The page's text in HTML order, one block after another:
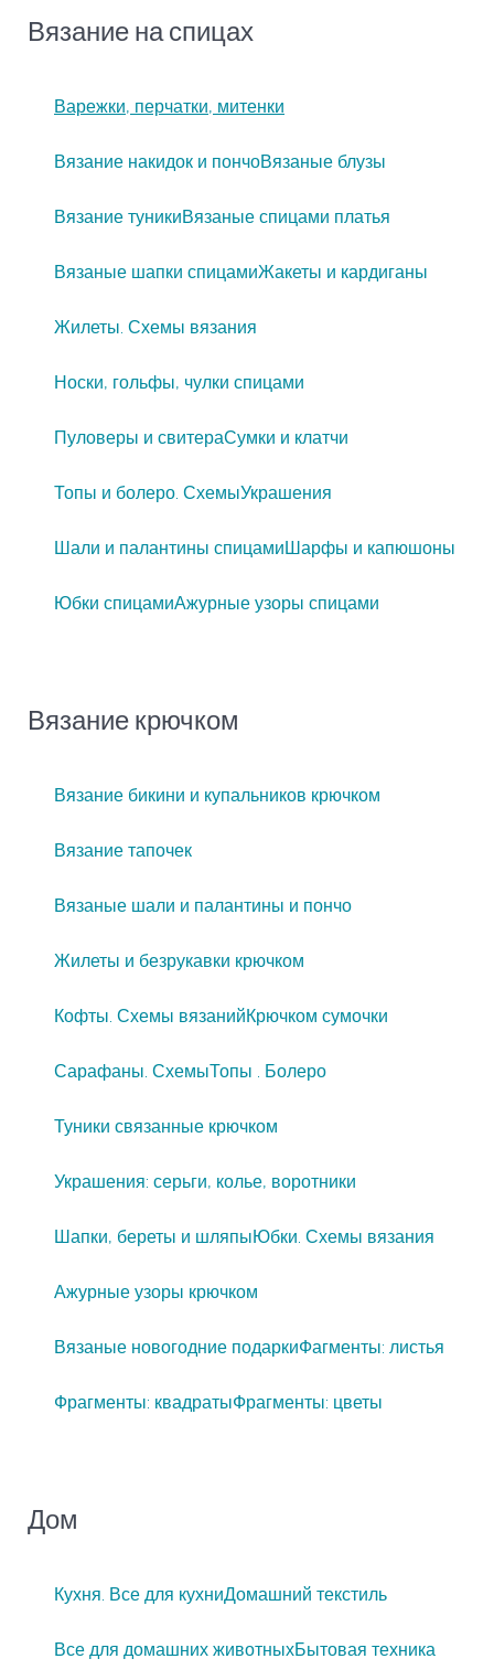
Вязание на спицах
Варежки, перчатки, митенки
Вязание накидок и пончоВязаные блузы
Вязание туникиВязаные спицами платья
Вязаные шапки спицамиЖакеты и кардиганы
Жилеты. Схемы вязания
Носки, гольфы, чулки спицами
Пуловеры и свитераСумки и клатчи
Топы и болеро. СхемыУкрашения
Шали и палантины спицамиШарфы и капюшоны
Юбки спицамиАжурные узоры спицами
Вязание крючком
Вязание бикини и купальников крючком
Вязание тапочек
Вязаные шали и палантины и пончо
Жилеты и безрукавки крючком
Кофты. Схемы вязанийКрючком сумочки
Сарафаны. СхемыТопы . Болеро
Туники связанные крючком
Украшения: серьги, колье, воротники
Шапки, береты и шляпыЮбки. Схемы вязания
Ажурные узоры крючком
Вязаные новогодние подаркиФагменты: листья
Фрагменты: квадратыФрагменты: цветы
Дом
Кухня. Все для кухниДомашний текстиль
Все для домашних животныхБытовая техника